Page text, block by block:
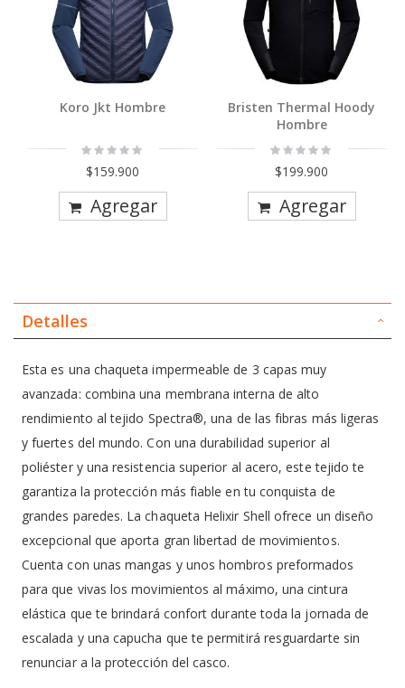
Koro Jkt Hombre
Rating:
0%
$159.900
Agregar
Bristen Thermal Hoody
Hombre
Rating:
0%
$199.900
Agregar
Detalles
Esta es una chaqueta impermeable de 3 capas muy
avanzada: combina una membrana interna de alto
rendimiento al tejido Spectra®, una de las fibras más ligeras
y fuertes del mundo. Con una durabilidad superior al
poliéster y una resistencia superior al acero, este tejido te
garantiza la protección más fiable en tu conquista de
grandes paredes. La chaqueta Helixir Shell ofrece un diseño
excepcional que aporta gran libertad de movimientos.
Cuenta con unas mangas y unos hombros preformados
para que vivas los movimientos al máximo, una cintura
elástica que te brindará confort durante toda la jornada de
escalada y una capucha que te permitirá resguardarte sin
renunciar a la protección del casco.